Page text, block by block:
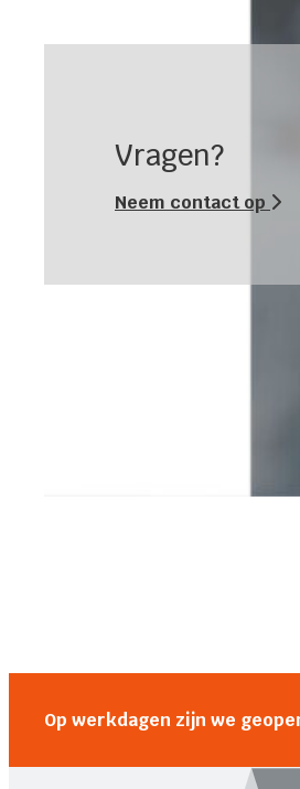
Vragen?
Neem contact op
Op werkdagen zijn we